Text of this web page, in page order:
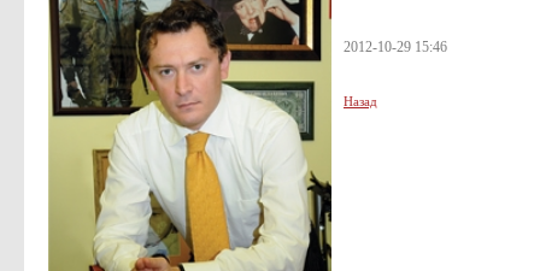
2012-10-29 15:46
Назад